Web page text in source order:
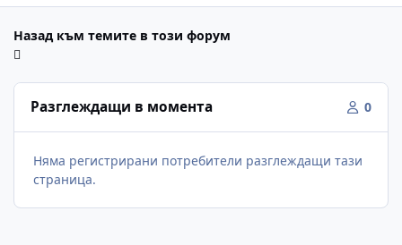
Назад към темите в този форум
Разглеждащи в момента 0
Няма регистрирани потребители разглеждащи тази
страница.